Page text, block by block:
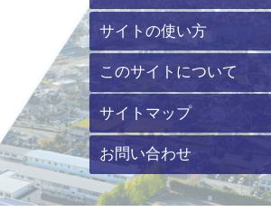
サイトの使い方
このサイトについて
サイトマップ
お問い合わせ